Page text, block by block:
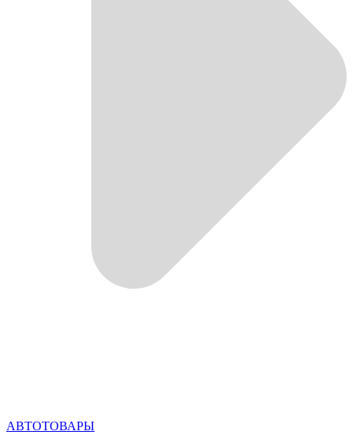
АВТОТОВАРЫ